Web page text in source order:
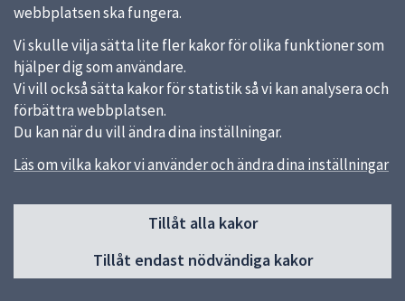
webbplatsen ska fungera.
Vi skulle vilja sätta lite fler kakor för olika funktioner som
hjälper dig som användare.
Vi vill också sätta kakor för statistik så vi kan analysera och
förbättra webbplatsen.
Du kan när du vill ändra dina inställningar.
Läs om vilka kakor vi använder och ändra dina inställningar
Tillåt alla kakor
Tillåt endast nödvändiga kakor
Sidfot